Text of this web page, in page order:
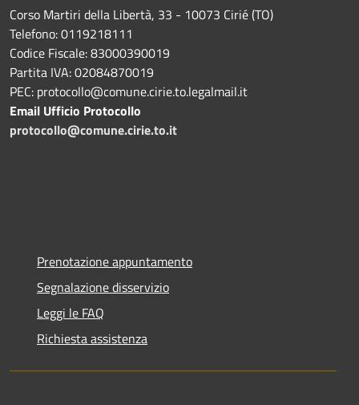
Corso Martiri della Libertà, 33 - 10073 Cirié (TO)
Telefono: 0119218111
Codice Fiscale: 83000390019
Partita IVA: 02084870019
PEC: protocollo@comune.cirie.to.legalmail.it
Email Ufficio Protocollo
protocollo@comune.cirie.to.it
Prenotazione appuntamento
Segnalazione disservizio
Leggi le FAQ
Richiesta assistenza